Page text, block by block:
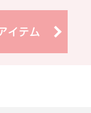
イテム